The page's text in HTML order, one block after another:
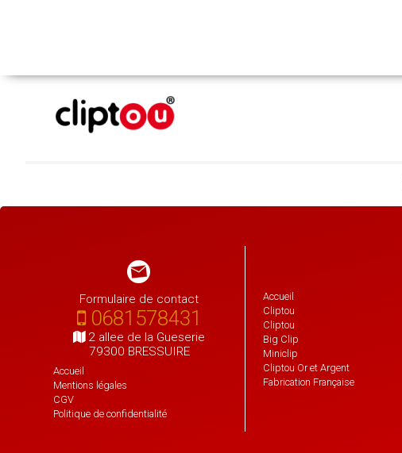
Accueil
Cliptou
Cliptou
Big Clip
Miniclip
Cliptou Or et Argent
Fabrication Française
Formulaire de contact
0681578431
2 allee de la Gueserie
79300 BRESSUIRE
Accueil
Mentions légales
CGV
Politique de confidentialité